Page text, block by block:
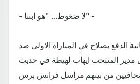
- لا ضغوط... "هو ابننا" -
الدفع بصلاح في المباراة الاولى ضد
مدير المنتخب ايهاب لهيطة في حديث
من بينهم مراسل فرانس برس